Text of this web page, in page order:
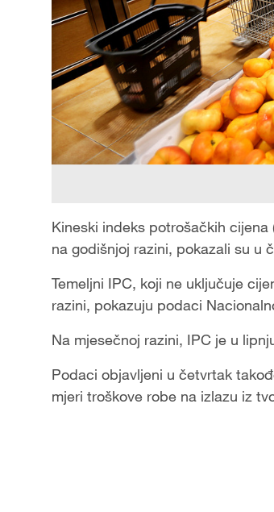
Kineski indeks potrošačkih
na godišnjoj razini, pokazali su u
Temeljni IPC, koji ne uključuje
razini, pokazuju podaci
Na mjesečnoj razini, IPC je u
Podaci objavljeni u četvrtak
mjeri troškove robe na izlazu iz